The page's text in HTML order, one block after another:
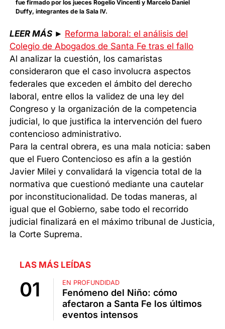
fue firmado por los jueces Rogelio Vincenti y Marcelo Daniel
Duffy, integrantes de la Sala IV.
LEER MÁS ► Reforma laboral: el análisis del
Colegio de Abogados de Santa Fe tras el fallo
Al analizar la cuestión, los camaristas
consideraron que el caso involucra aspectos
federales que exceden el ámbito del derecho
laboral, entre ellos la validez de una ley del
Congreso y la organización de la competencia
judicial, lo que justifica la intervención del fuero
contencioso administrativo.
Para la central obrera, es una mala noticia: saben
que el Fuero Contencioso es afín a la gestión
Javier Milei y convalidará la vigencia total de la
normativa que cuestionó mediante una cautelar
por inconstitucionalidad. De todas maneras, al
igual que el Gobierno, sabe todo el recorrido
judicial finalizará en el máximo tribunal de Justicia,
la Corte Suprema.
LAS MÁS LEÍDAS
EN PROFUNDIDAD
Fenómeno del Niño: cómo
afectaron a Santa Fe los últimos
eventos intensos